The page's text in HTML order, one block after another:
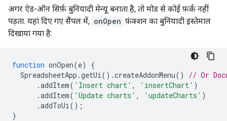
अगर ऐड-ऑन सिर्फ़ बुनियादी मेन्यू बनाता है, तो मोड से कोई फ़र्क़ नहीं
पड़ता. यहां दिए गए सैंपल में, onOpen फ़ंक्शन का बुनियादी इस्तेमाल
दिखाया गया है:
function onOpen(e)
{
SpreadsheetApp .getUi().createAddonMenu()
// Or
.addItem( 'Insert chart' , 'insertChart' )
.addItem( 'Update charts' , 'updateCharts' )
.addToUi();
}